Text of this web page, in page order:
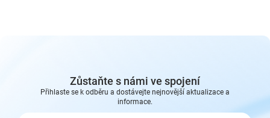
Zůstaňte s námi ve spojení
Přihlaste se k odběru a dostávejte nejnovější aktualizace a
informace.